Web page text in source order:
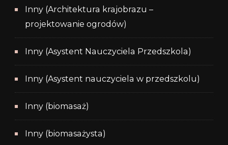
Inny (Architektura krajobrazu –
projektowanie ogrodów)
Inny (Asystent Nauczyciela Przedszkola)
Inny (Asystent nauczyciela w przedszkolu)
Inny (biomasaż)
Inny (biomasażysta)